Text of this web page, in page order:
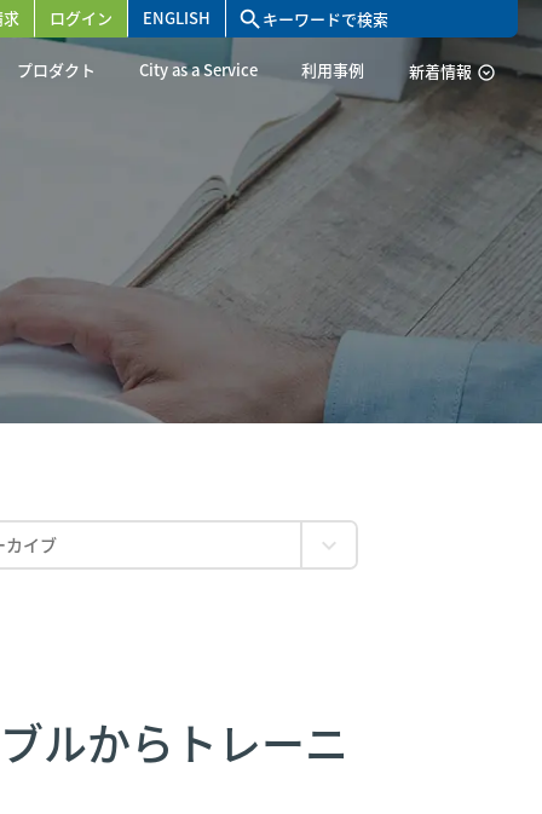
プロダクト City as a Service 利用事例 新着情報 expand_circle_down
ログイン ENGLISH search
ルからトレーニ